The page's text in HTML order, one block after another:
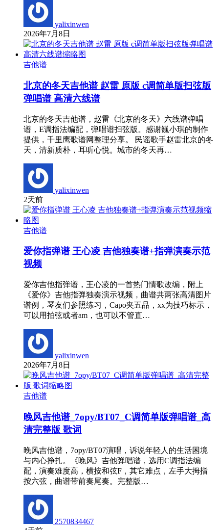
yalixinwen
2026年7月8日
吉他谱
北京的冬天吉他谱 赵雷 原版 c调简单版扫弦版
弹唱谱 高清六线谱
北京的冬天吉他谱，赵雷《北京的冬天》六线谱弹唱
谱，E调指法编配，弹唱谱扫弦版。感谢巍小琪的制作
提供，千里鹰歌谱网整理分享。 民谣歌手赵雷北京的冬
天，清新质朴，耳听心悦。城市的冬天再…
yalixinwen
2天前
吉他谱
爱你指弹谱 王心凌 吉他独奏谱+指弹演奏示范
视频
爱你吉他指弹谱，王心凌的一首热门情歌改编，附上
《爱你》吉他指弹独奏演示视频，曲谱共两张高清图片
谱例，琴友们参照练习，Capo夹五品，xx为技巧标示，
可以用拍弦或者am，也可以不管直…
yalixinwen
2026年7月8日
吉他谱
晚风吉他谱_7opy/BT07_C调简单版弹唱谱_高
清完整版 歌词
晚风吉他谱，7opy/BT07演唱，诉说年轻人的生活困境
与内心挣扎。《晚风》吉他弹唱谱，选用C调指法编
配，演奏难度高，横按和弦F，其它难点，左手大拇指
按六弦，曲谱带前奏尾奏。完整版…
2570834467